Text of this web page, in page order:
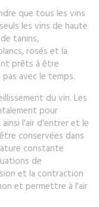
que tous les vins
les vins de haute
tanins,
rosés et la
prêts à être
avec le temps.
du vin. Les
pour
l'air d'entrer et le
conservées dans
constante
de
et la contraction
et permettre à l'air